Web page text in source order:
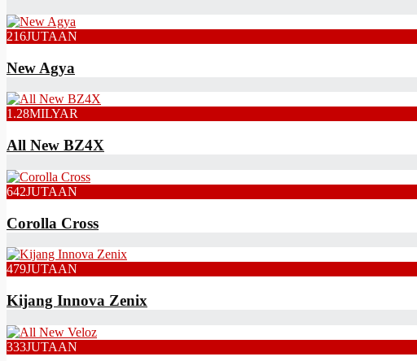
216JUTAAN
New Agya
1.28MILYAR
All New BZ4X
642JUTAAN
Corolla Cross
479JUTAAN
Kijang Innova Zenix
333JUTAAN